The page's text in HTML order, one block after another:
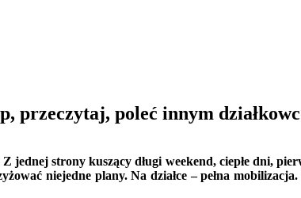
przeczytaj, poleć innym
jednej strony kuszący długi weekend, ciepłe dni,
niejedne plany. Na działce – pełna